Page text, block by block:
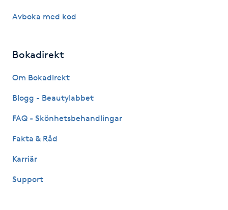
Mesoterapi
Microshading
Mixfransar
N
Nagelförlängning
Avboka med kod
Bokadirekt
Om Bokadirekt
Blogg - Beautylabbet
FAQ - Skönhetsbehandlingar
Fakta & Råd
Karriär
Support